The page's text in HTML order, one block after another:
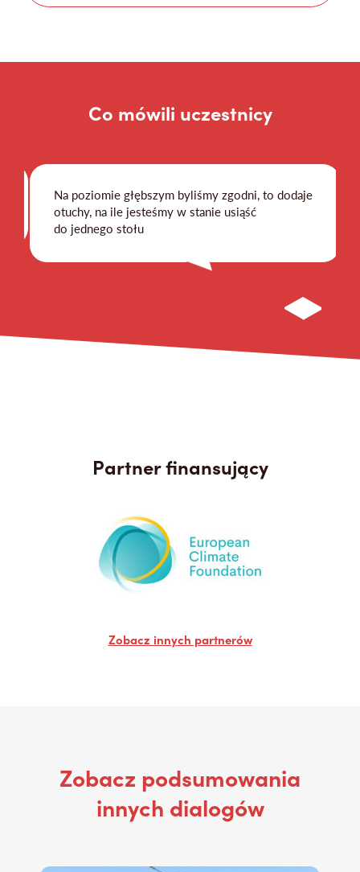
Co mówili uczestnicy
Na poziomie głębszym byliśmy zgodni, to dodaje
otuchy, na ile jesteśmy w stanie usiąść
do jednego stołu
Partner finansujący
Zobacz innych partnerów
Zobacz podsumowania
innych dialogów